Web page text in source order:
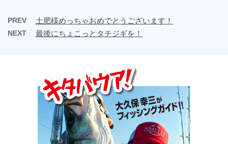
PREV 土肥様めっちゃおめでとうございます！
NEXT 最後にちょこっとタチジギを！